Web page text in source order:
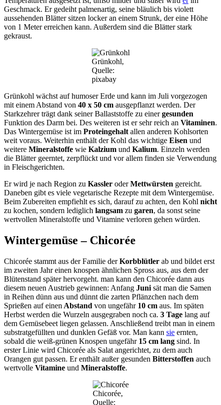
Geschmack. Er gedeiht palmenartig, seine bläulich bis violett
aussehenden Blätter sitzen locker an einem Strunk, der eine Höhe
von 1 Meter erreichen kann. Außerdem sind die Blätter stark
gekraust.
Grünkohl,
Quelle:
pixabay
Grünkohl wächst auf humoser Erde und kann im Juli vorgezogen
mit einem Abstand von 40 x 50 cm ausgepflanzt werden. Der
Starkzehrer trägt dank seiner Ballaststoffe zu einergesunden
Funktion des Darm bei. Des weiteren ist er sehr reich an Vitaminen.
Das Wintergemüse ist im Proteingehalt allen anderen Kohlsorten
weit voraus. Weiterhin enthält der Kohl das wichtige Eisen und
weitere Mineralstoffe wie Kalzium und Kalium. Einzeln werden
die Blätter geerntet, zerpflückt und vor allem finden sie Verwendung
in Fleischgerichten.
Er wird je nach Region zu Kassler oderMettwürsten gereicht.
Daneben gibt es viele vegetarische Rezepte mit dem Wintergemüse.
Beim Zubereiten empfiehlt es sich, darauf zu achten, den Kohl nicht
zu kochen, sondern lediglich langsam zu garen, da sonst seine
wertvollen Mineralstoffe und Vitamine verloren gehen würden.
Wintergemüse – Chicorée
Chicorée stammt aus der Familie derKorbblütler ab und bildet erst
im zweiten Jahr einen knospen ähnlichen Spross aus, aus dem der
Blütenstand später hervorgeht. man kann den Chicorée dann aus
diesem neuen Austrieb gewinnen: Anfang Juni sät man die Samen
in Reihen dünn aus und dünnt die zarten Pflänzchen nach dem
Sprießen auf einen Abstand von ungefähr 10 cm aus. Im späten
Herbst werden die Wurzeln ausgegraben noch ca. 3 Tage lang auf
dem Gemüsebeet liegen gelassen. Anschließend treibt man in einem
substratgefüllten und dunklen Gefäß vor. Man kann sie ernten,
sobald die weiß-grünen Knospen ungefähr 15 cm lang sind. In
erster Linie wird Chicorée als Salat angerichtet, zu dem auch
Orangen gut passen. Er enthält außer gesunden Bitterstoffen auch
wertvolle Vitamine und Mineralstoffe.
Chicorée,
Quelle: